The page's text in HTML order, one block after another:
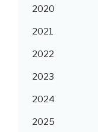
2020
2021
2022
2023
2024
2025